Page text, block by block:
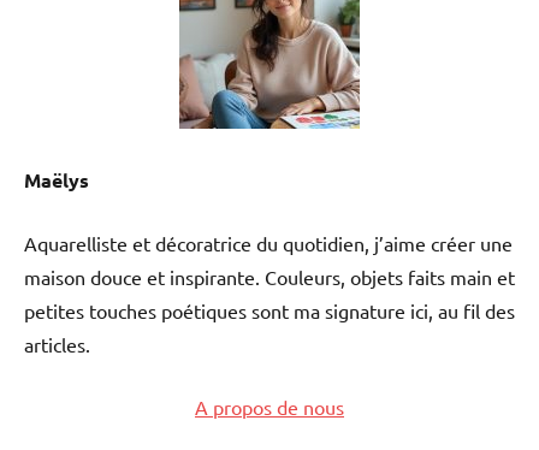
Maëlys
Aquarelliste et décoratrice du quotidien, j’aime créer une
maison douce et inspirante. Couleurs, objets faits main et
petites touches poétiques sont ma signature ici, au fil des
articles.
A propos de nous